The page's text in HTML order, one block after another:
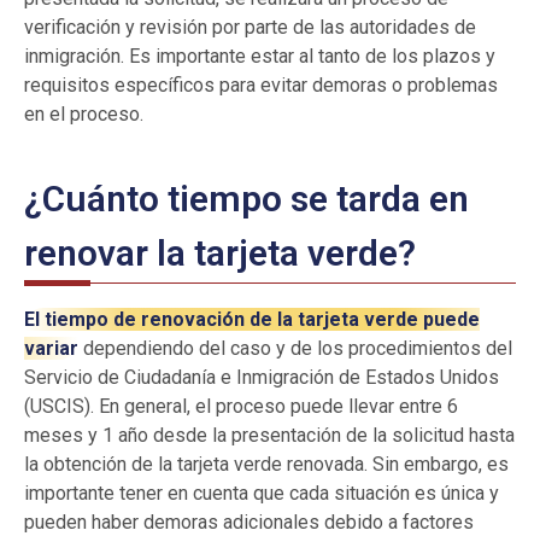
verificación y revisión por parte de las autoridades de
inmigración. Es importante estar al tanto de los plazos y
requisitos específicos para evitar demoras o problemas
en el proceso.
¿Cuánto tiempo se tarda en
renovar la tarjeta verde?
El tiempo de renovación de la tarjeta verde puede
variar dependiendo del caso y de los procedimientos del
Servicio de Ciudadanía e Inmigración de Estados Unidos
(USCIS). En general, el proceso puede llevar entre 6
meses y 1 año desde la presentación de la solicitud hasta
la obtención de la tarjeta verde renovada. Sin embargo, es
importante tener en cuenta que cada situación es única y
pueden haber demoras adicionales debido a factores